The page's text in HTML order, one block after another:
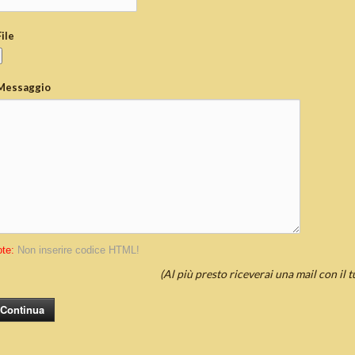
Non inserire codice HTML!
(Al più presto riceverai una mail con il
Continua